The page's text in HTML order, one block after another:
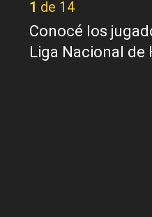
1 de 14
Conocé los
Liga Nacional de